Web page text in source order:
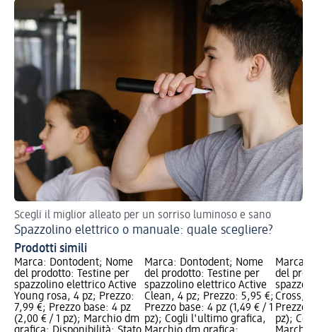
Scegli il miglior alleato per un sorriso luminoso e sano
Spazzolino elettrico o manuale: quale scegliere?
Prodotti simili
Marca: Dontodent; Nome
del prodotto: Testine per
spazzolino elettrico Active
Young rosa, 4 pz; Prezzo:
7,99 €; Prezzo base: 4 pz
(2,00 € / 1 pz); Marchio dm
Marca: Dontodent; Nome
del prodotto: Testine per
spazzolino elettrico Active
Clean, 4 pz; Prezzo: 5,95 €;
Prezzo base: 4 pz (1,49 € / 1
pz); Cogli l'ultimo grafica,
Marca:
del
Cross, 4
Prezzo
pz);